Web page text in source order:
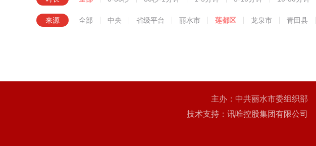
来源 全部 中央 省级平台 丽水市 莲都区 龙泉市 青田县
主办：中共丽水市委组织
技术支持：讯唯控股集团有限公